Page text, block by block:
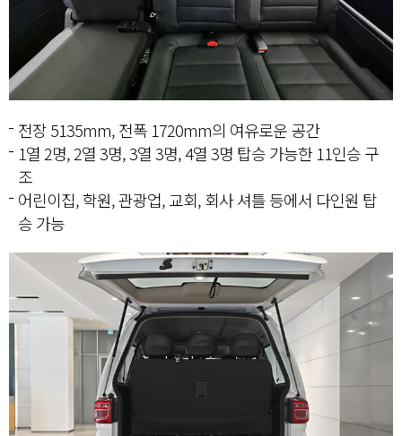
전장 5135mm, 전폭 1720mm의 여유로운 공간
1열 2명, 2열 3명, 3열 3명, 4열 3명 탑승 가능한 11인승 구
조
어린이집, 학원, 관광업, 교회, 회사 셔틀 등에서 다인원 탑
승 가능